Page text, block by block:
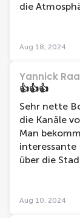
die
Aug 18, 2024
Yannick
👍👍👍
Sehr nette
die Kanäle
Man
über die
Aug 10, 2024